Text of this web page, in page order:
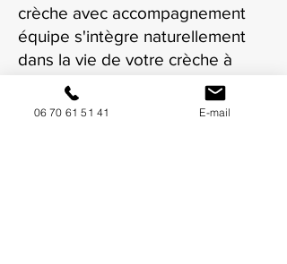
crèche avec accompagnement
équipe s'intègre naturellement
dans la vie de votre crèche à
Mâcon.
06 70 61 51 41 E-mail